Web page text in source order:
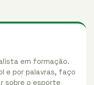
em formação.
e por palavras, faço
sobre o esporte